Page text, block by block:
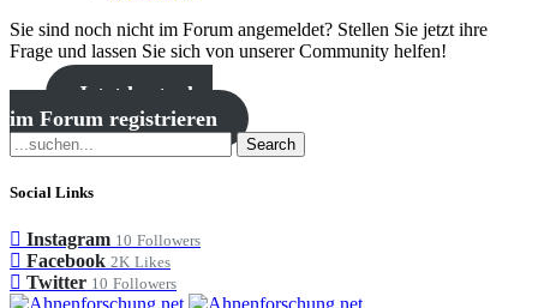
Sie sind noch nicht im Forum angemeldet? Stellen Sie jetzt ihre
Frage und lassen Sie sich von unserer Community helfen!
Jetzt kostenlos
im Forum registrieren
Search
Social Links
Instagram 10 Followers
Facebook 2K Likes
Twitter 10 Followers